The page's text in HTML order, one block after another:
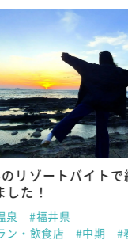
リゾートバイトで
した！
泉
#福井県
ン・飲食店
#中期 #